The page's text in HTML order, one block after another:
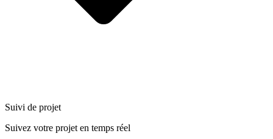
Suivi de projet
Suivez votre projet en temps réel